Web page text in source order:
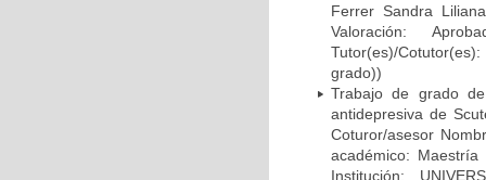
Ferrer Sandra
Valoración:
Tutor(es)/
grado))
Trabajo de grado
antidepresiva de
Coturor/asesor
académico:
Institución: